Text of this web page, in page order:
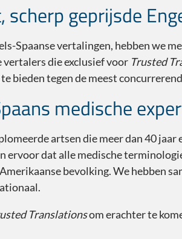
geprijsde
Spaanse vertalingen, hebben we
vertalers die exclusief voor Trusted
bieden tegen de meest
medische
artsen die meer dan 40
ervoor dat alle medische
bevolking. We hebben
Translationsom erachter te